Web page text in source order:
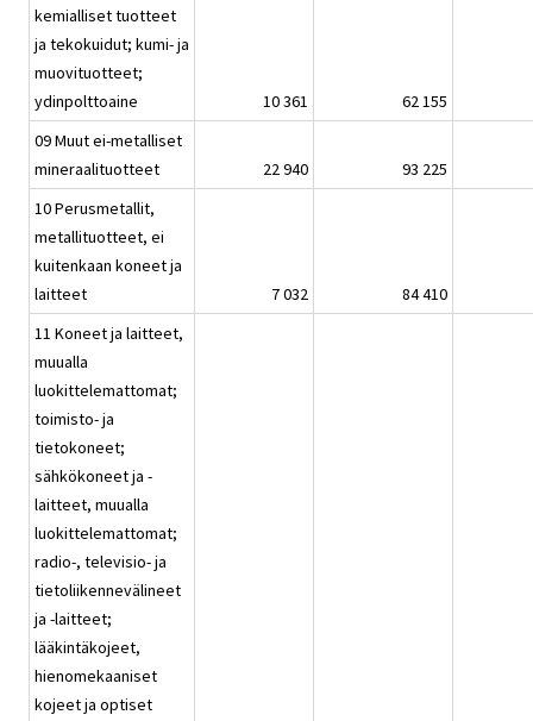
kemialliset tuotteet
ja tekokuidut; kumi- ja
muovituotteet;
ydinpolttoaine
10 361
62 155
09 Muut ei-metalliset
mineraalituotteet
22 940
93 225
10 Perusmetallit,
metallituotteet, ei
kuitenkaan koneet ja
laitteet
7 032
84 410
11 Koneet ja laitteet,
muualla
luokittelemattomat;
toimisto- ja
tietokoneet;
sähkökoneet ja -
laitteet, muualla
luokittelemattomat;
radio-, televisio- ja
tietoliikennevälineet
ja -laitteet;
lääkintäkojeet,
hienomekaaniset
kojeet ja optiset